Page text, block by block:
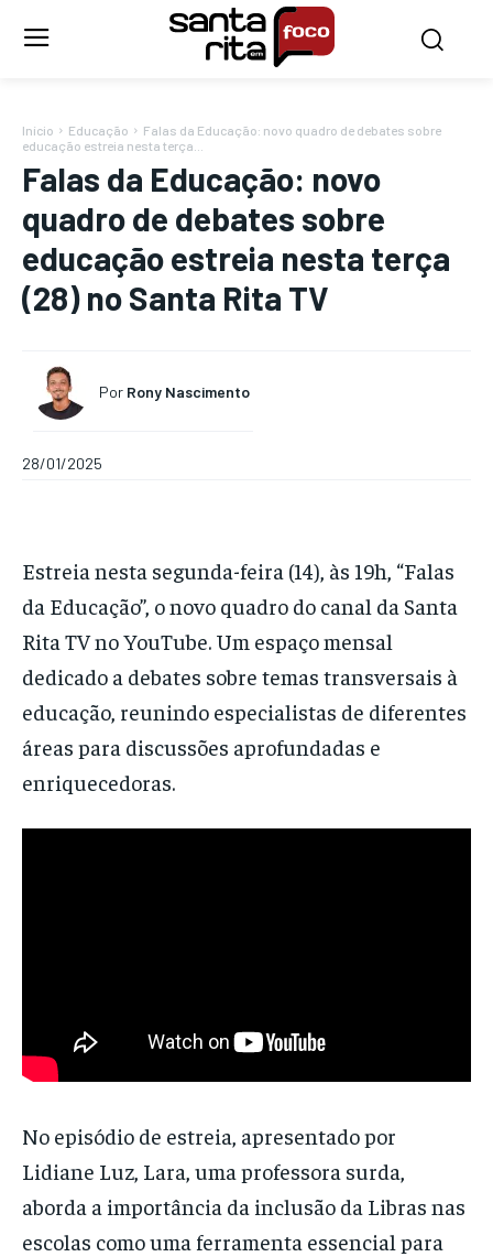
Início Educação
Falas da Educação: novo quadro de debates sobre
educação estreia nesta terça...
Falas da Educação: novo
quadro de debates sobre
educação estreia nesta terça
(28) no Santa Rita TV
Por Rony Nascimento
28/01/2025
Estreia nesta segunda-feira (14), às 19h, “Falas
da Educação”, o novo quadro do canal da Santa
Rita TV no YouTube. Um espaço mensal
dedicado a debates sobre temas transversais à
educação, reunindo especialistas de diferentes
áreas para discussões aprofundadas e
enriquecedoras.
No episódio de estreia, apresentado por
Lidiane Luz, Lara, uma professora surda,
aborda a importância da inclusão da Libras nas
escolas como uma ferramenta essencial para